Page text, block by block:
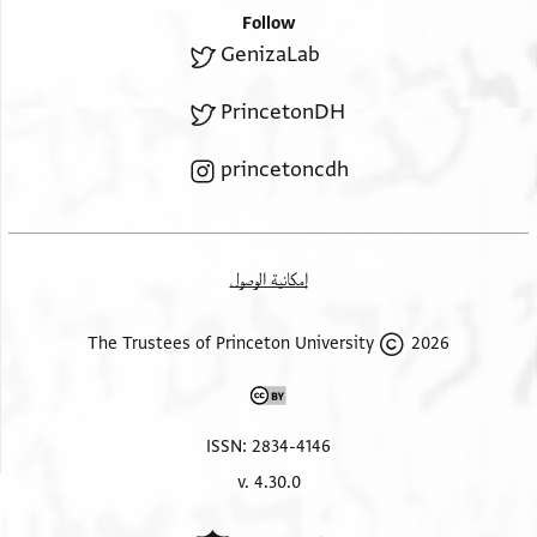
Follow
GenizaLab
PrincetonDH
princetoncdh
إمكانية الوصول
2026 The Trustees of Princeton University
ISSN: 2834-4146
v. 4.30.0